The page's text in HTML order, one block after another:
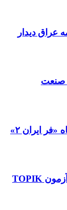
عراق دیدار
صنعت
تمدید مهلت ثبت‌نام دومین نمایشگاه «فر ایران ۲»
راه‌اندازی رشته کره‌ای و برگزاری آزمون TOPIK